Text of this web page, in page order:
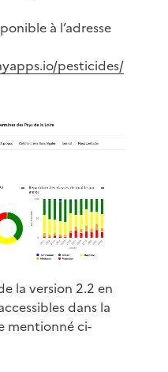
à l’adresse
pesticides/
la version 2.2 en
dans la
mentionné ci-